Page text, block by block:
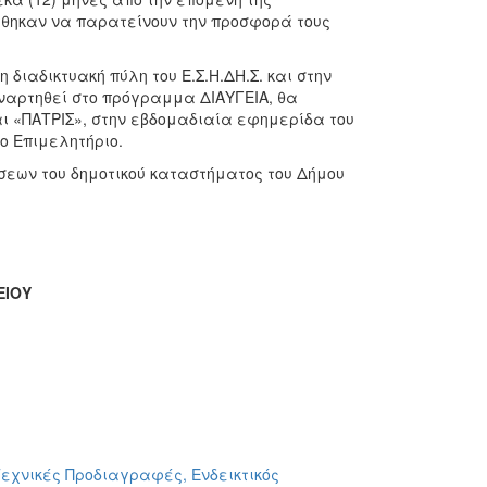
να παρατείνουν την προσφορά τους
πύλη του Ε.Σ.Η.ΔΗ.Σ. και στην
στο πρόγραμμα ΔΙΑΥΓΕΙΑ, θα
στην εβδομαδιαία εφημερίδα του
Επιμελητήριο.
του δημοτικού καταστήματος του Δήμου
Προδιαγραφές, Ενδεικτικός